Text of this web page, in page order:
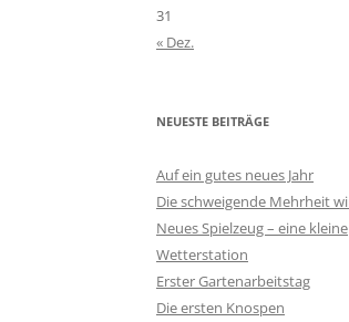
31
« Dez.
NEUESTE BEITRÄGE
Auf ein gutes neues Jahr
Die schweigende Mehrheit
Neues Spielzeug – eine kleine
Wetterstation
Erster Gartenarbeitstag
Die ersten Knospen